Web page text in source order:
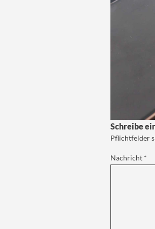
Schreibe
Pflichtfelder
Nachricht *